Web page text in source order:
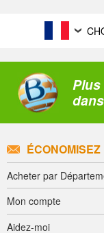
Acheter par
Mon compte
Aidez-moi